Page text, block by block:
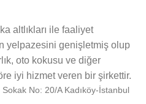
altlıkları ile faaliyet
yelpazesini genişletmiş olup
oto kokusu ve diğer
iyi hizmet veren bir şirkettir.
No: 20/A Kadıköy-İstanbul